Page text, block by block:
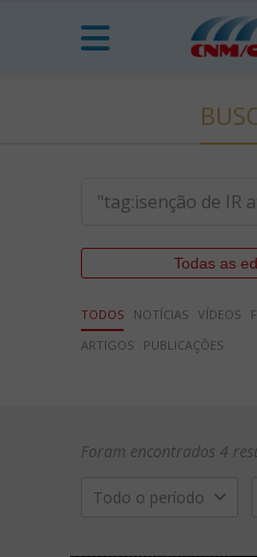
Todas as
TODOS NOTÍCIAS VÍDEOS
ARTIGOS
PUBLICAÇÕES
Foram encontrados 4
Todo o período